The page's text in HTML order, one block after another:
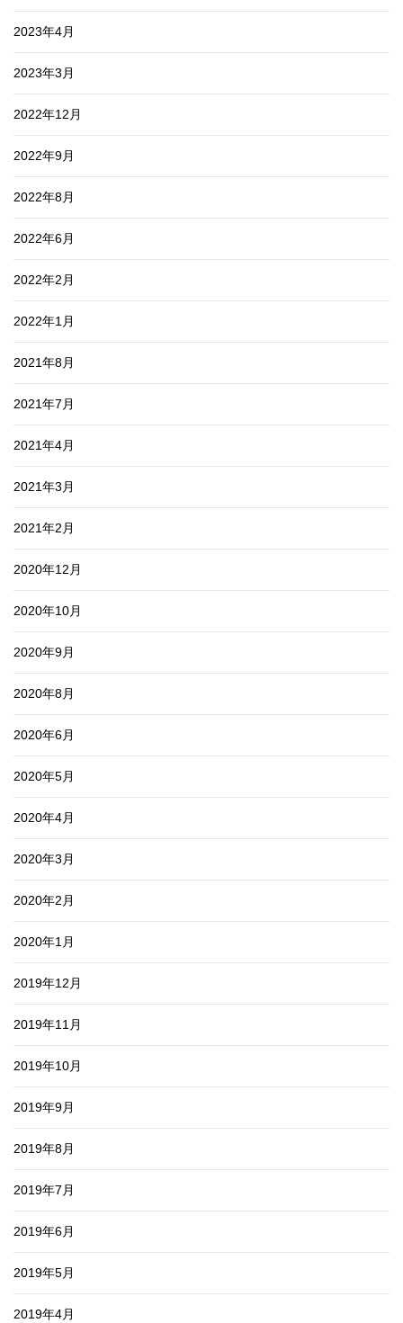
2023年4月
2023年3月
2022年12月
2022年9月
2022年8月
2022年6月
2022年2月
2022年1月
2021年8月
2021年7月
2021年4月
2021年3月
2021年2月
2020年12月
2020年10月
2020年9月
2020年8月
2020年6月
2020年5月
2020年4月
2020年3月
2020年2月
2020年1月
2019年12月
2019年11月
2019年10月
2019年9月
2019年8月
2019年7月
2019年6月
2019年5月
2019年4月